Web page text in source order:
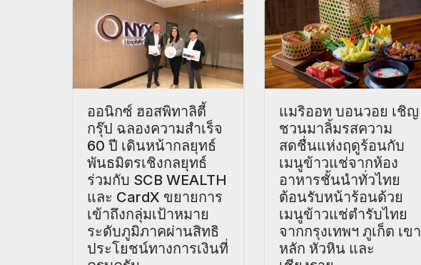
ออนิกซ์ ฮอสพิทาลิตี้
กรุ๊ป ฉลองความสำเร็จ
60 ปี เดินหน้ากลยุทธ์
พันธมิตรเชิงกลยุทธ์
ร่วมกับ SCB WEALTH
และ CardX ขยายการ
เข้าถึงกลุ่มเป้าหมาย
ระดับภูมิภาคผ่านสิทธิ
ประโยชน์ทางการเงินที่
แมริออท บอนวอย เชิญ
ชวนมาลิ้มรสความ
สดชื่นแห่งฤดูร้อนกับ
เมนูข้าวแช่จากห้อง
อาหารชั้นนำทั่วไทย
ต้อนรับหน้าร้อนด้วย
เมนูข้าวแช่ตำรับไทย
จากกรุงเทพฯ ภูเก็ต เขา
หลัก หัวหิน และ